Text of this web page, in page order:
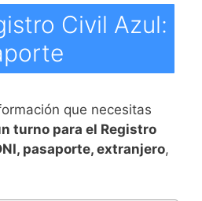
Civil Azul:
que necesitas
turno para el Registro
pasaporte, extranjero,